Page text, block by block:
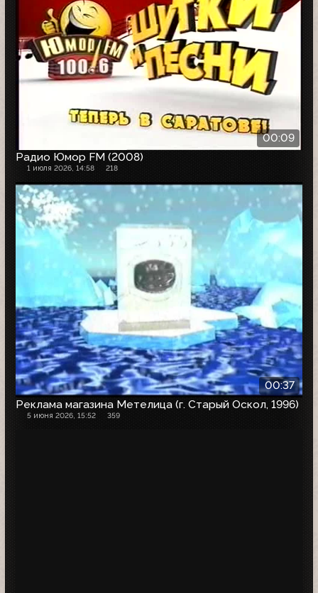
00:09
Радио Юмор FM (2008)
1 июля 2026, 14:58 218
00:37
Реклама магазина Метелица (г. Старый Оскол, 1996)
5 июня 2026, 15:52 359